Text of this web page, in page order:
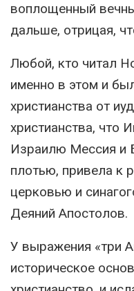
воплощенный
дальше, отрицая,
Любой, кто читал
именно в этом и
христианства от
христианства, что
Израилю Мессия и
плотью, привела к
церковью и
Деяний Апостолов.
У выражения «три
историческое